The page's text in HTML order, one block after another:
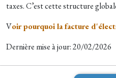
taxes. C’est cette structure
Voir pourquoi la facture
Dernière mise à jour: 20/02/2026